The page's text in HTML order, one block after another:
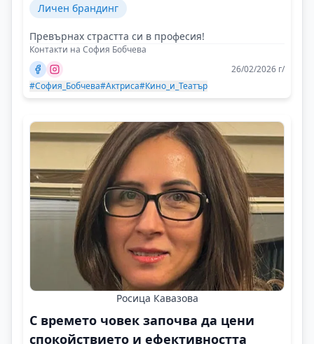
Личен брандинг
Превърнах страстта си в професия!
Контакти на София Бобчева
26/02/2026 г/
#София_Бобчева#Актриса#Кино_и_Театър
Росица Кавазова
С времето човек започва да цени
спокойствието и ефективността